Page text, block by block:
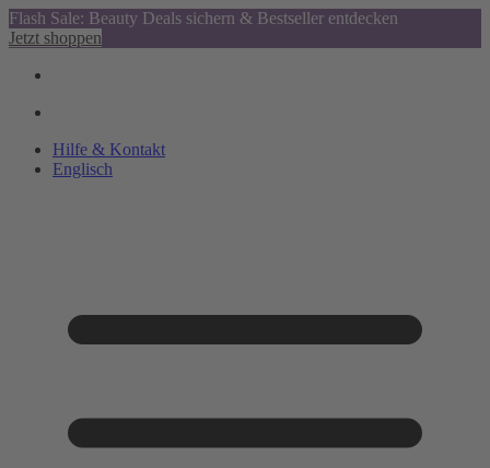
Flash Sale: Beauty Deals sichern & Bestseller entdecken
Jetzt shoppen
Hilfe & Kontakt
Englisch